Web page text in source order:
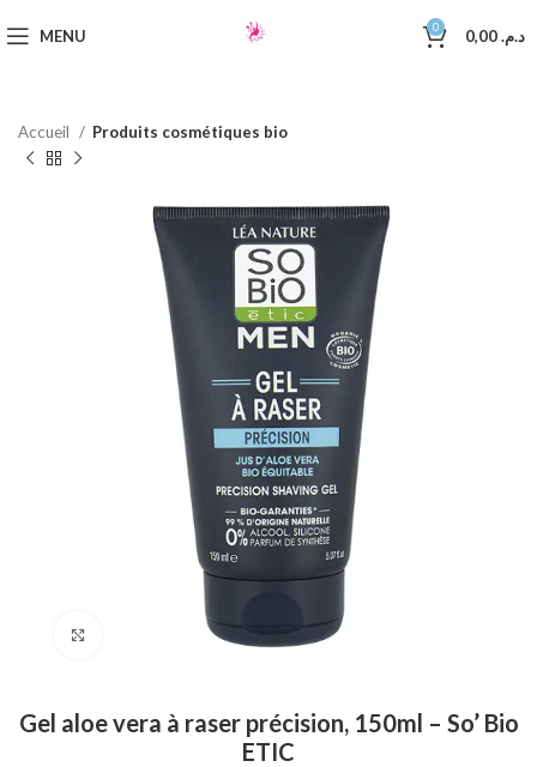
MENU 0 د.م.
Accueil Produits cosmétiques bio
Click to enlarge
Gel aloe vera à raser précision, 150ml – So’ Bio
ETIC